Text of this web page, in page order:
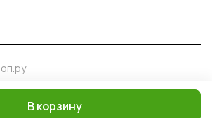
В корзину